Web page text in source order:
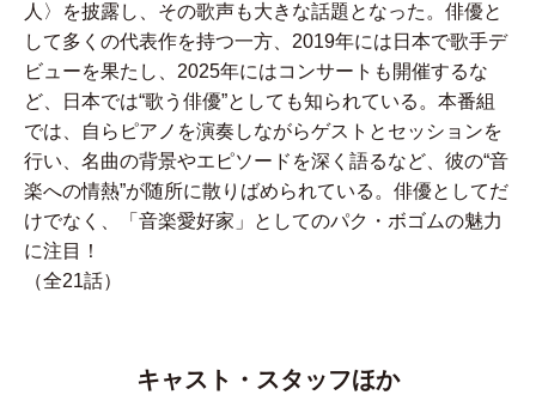
人〉を披露し、その歌声も大きな話題となった。俳優と
して多くの代表作を持つ一方、2019年には日本で歌手デ
ビューを果たし、2025年にはコンサートも開催するな
ど、日本では“歌う俳優”としても知られている。本番組
では、自らピアノを演奏しながらゲストとセッションを
行い、名曲の背景やエピソードを深く語るなど、彼の“音
楽への情熱”が随所に散りばめられている。俳優としてだ
けでなく、「音楽愛好家」としてのパク・ボゴムの魅力
に注目！
（全21話）
キャスト・スタッフほか